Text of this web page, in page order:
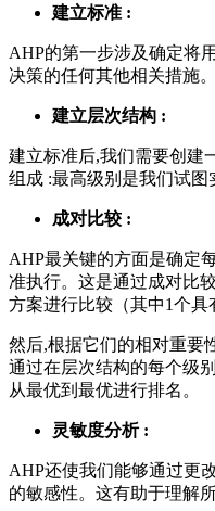
建立标准 :
AHP的第一步涉及确定将
决策的任何其他相关措施
建立层次结构 :
建立标准后,我们需要创建
组成 :最高级别是我们试图
成对比较 :
AHP最关键的方面是确定
准执行。这是通过成对比
方案进行比较（其中1个具
然后,根据它们的相对重要
通过在层次结构的每个级
从最优到最优进行排名。
灵敏度分析 :
AHP还使我们能够通过更
的敏感性。这有助于理解